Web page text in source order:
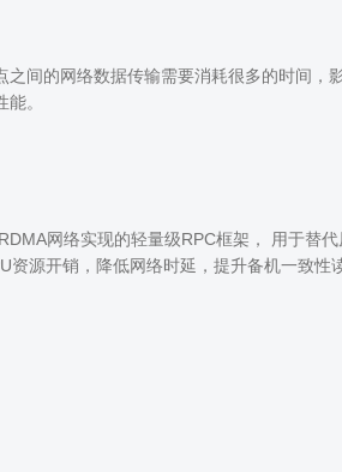
之间的网络数据传输需要消耗很多的时间
。
网络实现的轻量级RPC框架， 用于替
源开销，降低网络时延，提升备机一致性